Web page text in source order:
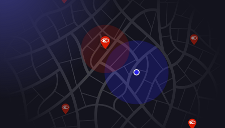
1570 mm
810 mm
Voorvering Telescopische vork
Verstelbare hydraulische
schokdempers